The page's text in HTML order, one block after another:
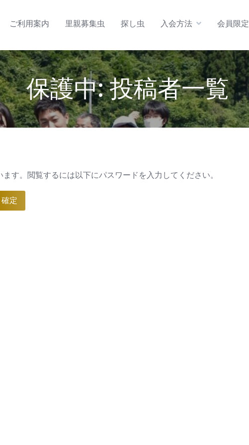
ご利用案内 里親募集虫 探し虫 入会方法 会員限定
保護中: 投稿者一覧
す。閲覧するには以下にパスワードを入力してください。